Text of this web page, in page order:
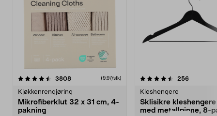
3808anmeldelser(9,97/stk)
Kjøkkenrengjøring
Mikrofiberklut 32 x 31 cm, 4-
pakning
4.5av 5 stjerner 256
Kleshengere
Sklisikre
med metallpinne, 8-
4.5av 5 stjerner